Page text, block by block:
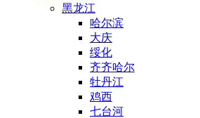
黑龙江
哈尔滨
大庆
绥化
齐齐哈尔
牡丹江
鸡西
七台河